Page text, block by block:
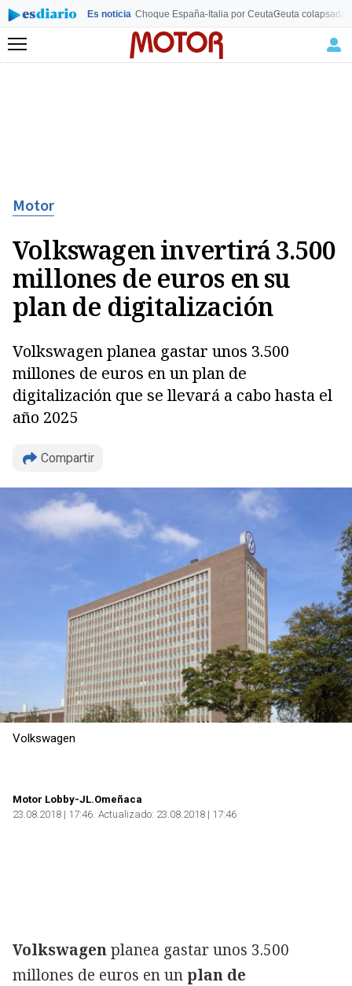
Es noticia Choque España-Italia por CeutaCeuta colapsada
Menú
Motor
Volkswagen invertirá 3.500
millones de euros en su
plan de digitalización
Volkswagen planea gastar unos 3.500
millones de euros en un plan de
digitalización que se llevará a cabo hasta el
año 2025
Compartir
Volkswagen
Motor Lobby-JL.Omeñaca
23.08.2018 | 17:46 Actualizado: 23.08.2018 | 17:46
Volkswagenplanea gastar unos 3.500
millones de euros en un plan de